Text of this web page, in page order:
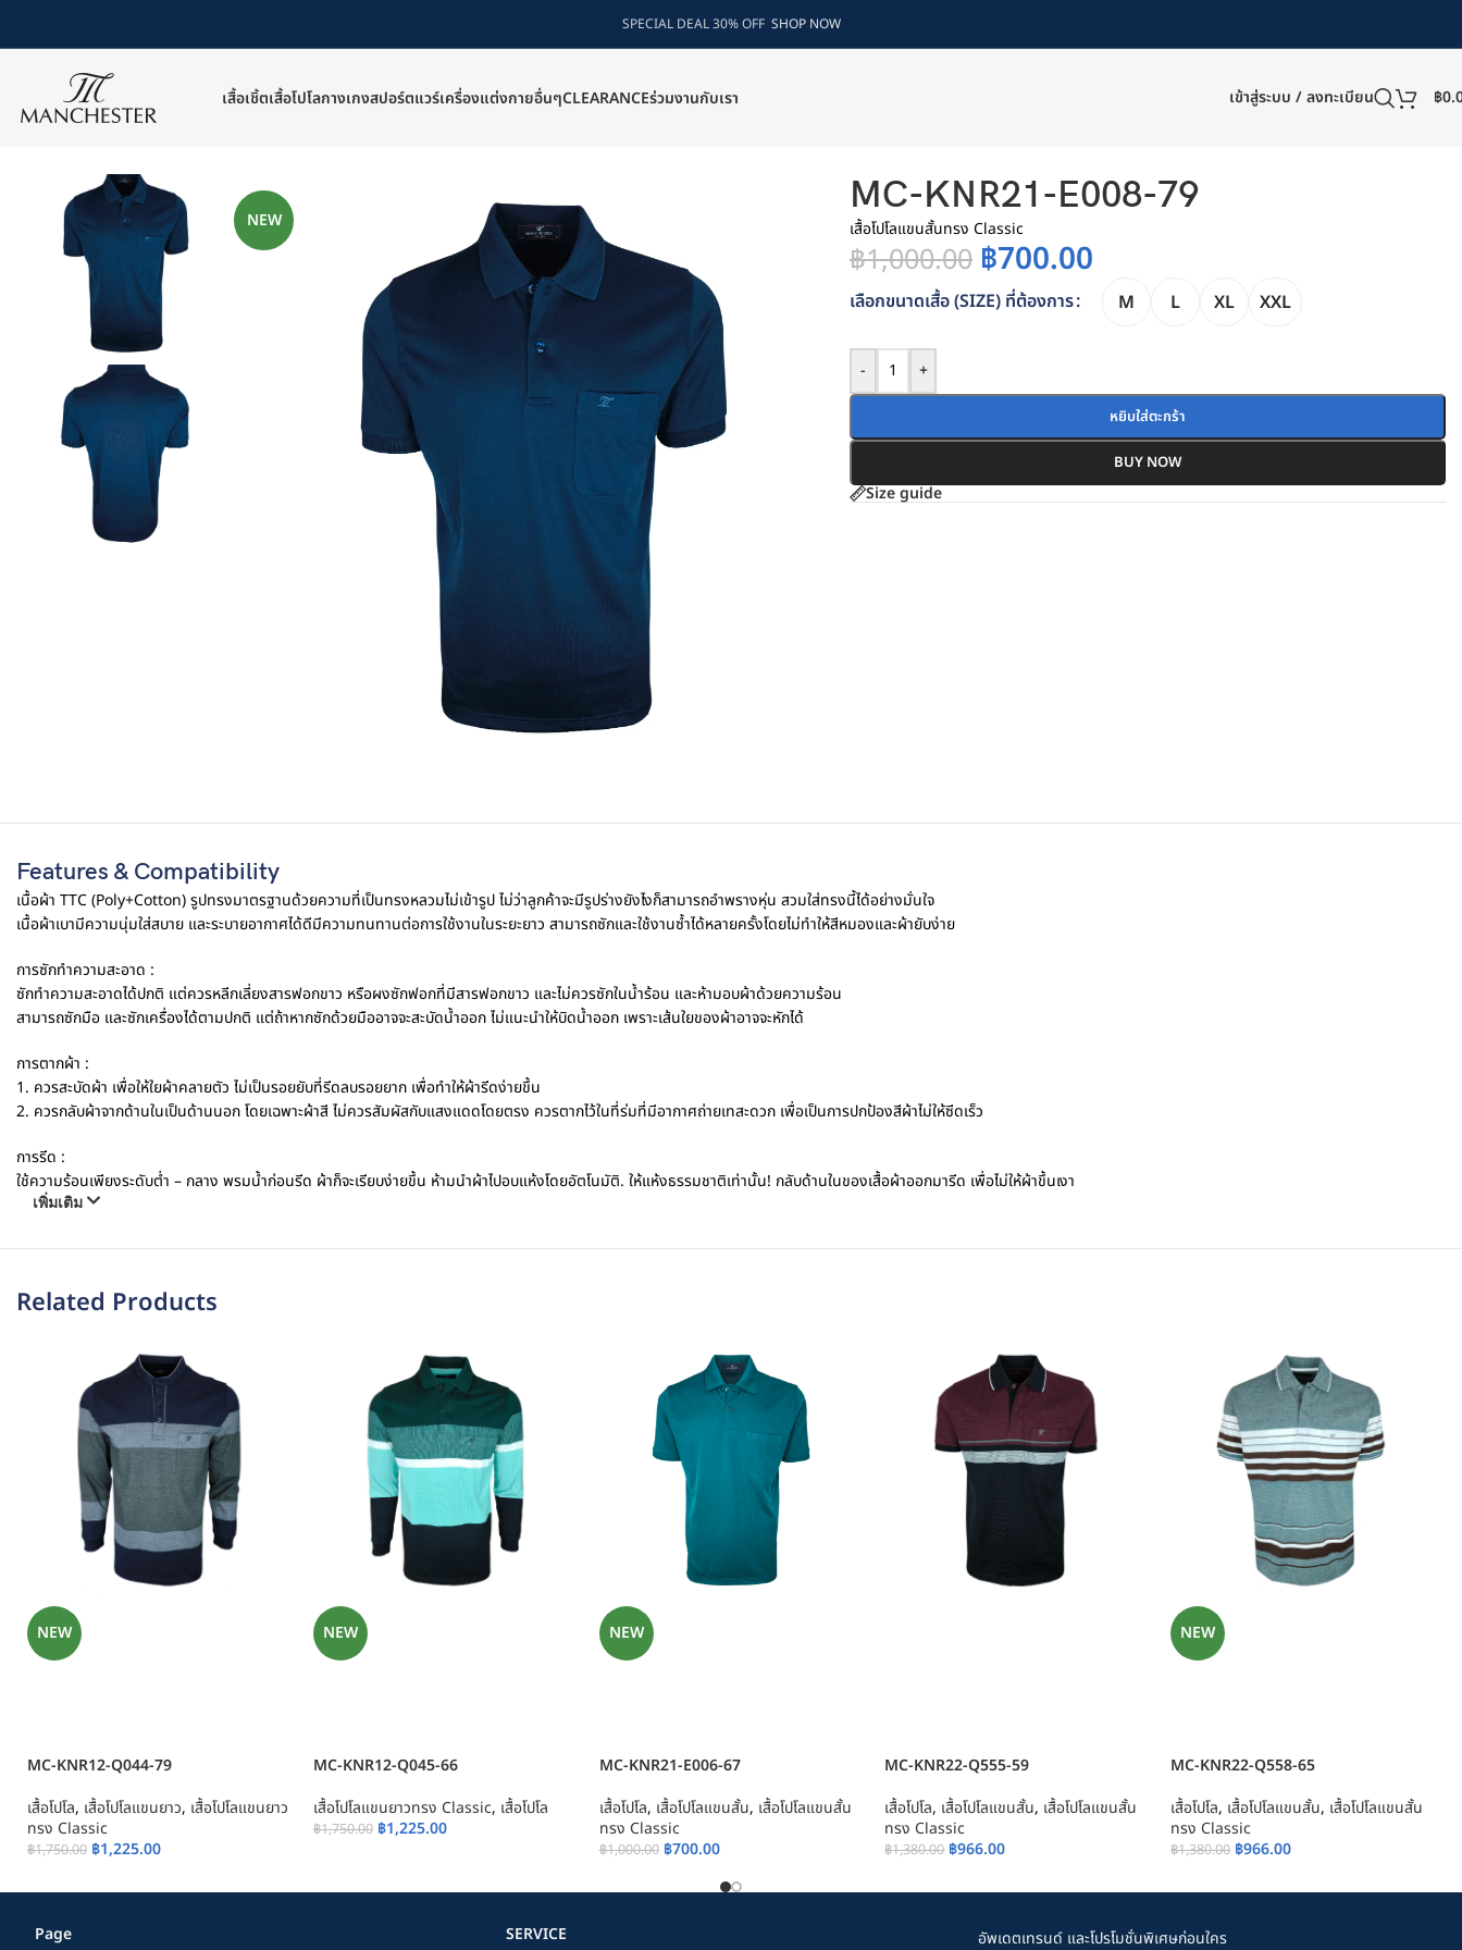
SPECIAL DEAL 30% OFF SHOP NOW
เสื้อเชิ้ตเสื้อโปโลกางเกงสปอร์ตแวร์เครื่องแต่งกายอื่นๆCLEARANCEร่วมงานกับเรา เข้าสู่ระบบ / ลงทะเบียน ฿
หน้าหลัก/ เสื้อโปโล/เสื้อโปโลแขนสั้น
NEW
MC-KNR21-E008-79
เสื้อโปโลแขนสั้นทรง Classic
฿1,000.00 ฿700.00
เลือกขนาดเสื้อ (SIZE) ที่ต้องการ M L XL XXL
- +
หยิบใส่ตะกร้า
BUY NOW
Size guide
Features & Compatibility
เนื้อผ้า TTC (Poly+Cotton) รูปทรงมาตรฐานด้วยความที่เป็นทรงหลวมไม่เข้ารูป ไม่ว่าลูกค้าจะมีรูปร่างยังไงก็สามารถอำพรางหุ่น สวมใส่ทรงนี้ได้อย่างมั่นใจ
เนื้อผ้าเบามีความนุ่มใส่สบาย และระบายอากาศได้ดีมีความทนทานต่อการใช้งานในระยะยาว สามารถซักและใช้งานซ้ำได้หลายครั้งโดยไม่ทำให้สีหมองและผ้ายับง่าย
การซักทำความสะอาด :
ซักทำความสะอาดได้ปกติ แต่ควรหลีกเลี่ยงสารฟอกขาว หรือผงซักฟอกที่มีสารฟอกขาว และไม่ควรซักในน้ำร้อน และห้ามอบผ้าด้วยความร้อน
สามารถซักมือ และซักเครื่องได้ตามปกติ แต่ถ้าหากซักด้วยมืออาจจะสะบัดน้ำออก ไม่แนะนำให้บิดน้ำออก เพราะเส้นใยของผ้าอาจจะหักได้
การตากผ้า :
1. ควรสะบัดผ้า เพื่อให้ใยผ้าคลายตัว ไม่เป็นรอยยับที่รีดลบรอยยาก เพื่อทำให้ผ้ารีดง่ายขึ้น
2. ควรกลับผ้าจากด้านในเป็นด้านนอก โดยเฉพาะผ้าสี ไม่ควรสัมผัสกับแสงแดดโดยตรง ควรตากไว้ในที่ร่มที่มีอากาศถ่ายเทสะดวก เพื่อเป็นการปกป้องสีผ้าไม่ให้ซีดเร็ว
การรีด :
ใช้ความร้อนเพียงระดับต่ำ – กลาง พรมน้ำก่อนรีด ผ้าก็จะเรียบง่ายขึ้น ห้ามนำผ้าไปอบแห้งโดยอัตโนมัติ. ให้แห้งธรรมชาติเท่านั้น! กลับด้านในของเสื้อผ้าออกมารีด เพื่อไม่ให้ผ้าขึ้นเงา
เพิ่มเติม
Related Products
NEW
MC-KNR12-Q044-79
เสื้อโปโล, เสื้อโปโลแขนยาว, เสื้อโปโลแขนยาว
ทรง Classic
฿1,750.00 ฿1,225.00
NEW
MC-KNR12-Q045-66
เสื้อโปโลแขนยาวทรง Classic, เสื้อโปโล
฿1,750.00 ฿1,225.00
NEW
MC-KNR21-E006-67
เสื้อโปโล, เสื้อโปโลแขนสั้น, เสื้อโปโลแขนสั้น
ทรง Classic
฿1,000.00 ฿700.00
MC-KNR22-Q555-59
เสื้อโปโล, เสื้อโปโลแขนสั้น, เสื้อโปโลแขนสั้น
ทรง Classic
฿1,380.00 ฿966.00
NEW
MC-KNR22-Q558-65
เสื้อโปโล, เสื้อโปโลแขนสั้น, เสื้อโปโลแขนสั้น
ทรง Classic
฿1,380.00 ฿966.00
Page SERVICE อัพเดตเทรนด์ และโปรโมชั่นพิเศษก่อนใคร